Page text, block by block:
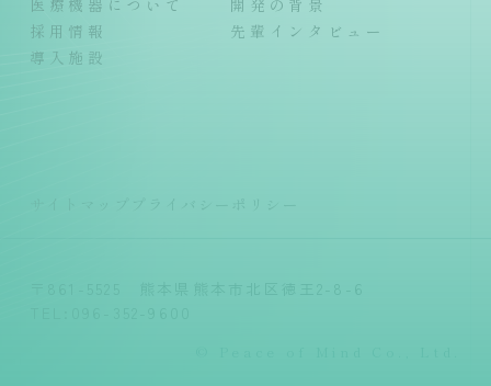
採用情報
先輩インタビュー
導入施設
プライバシーポリシー